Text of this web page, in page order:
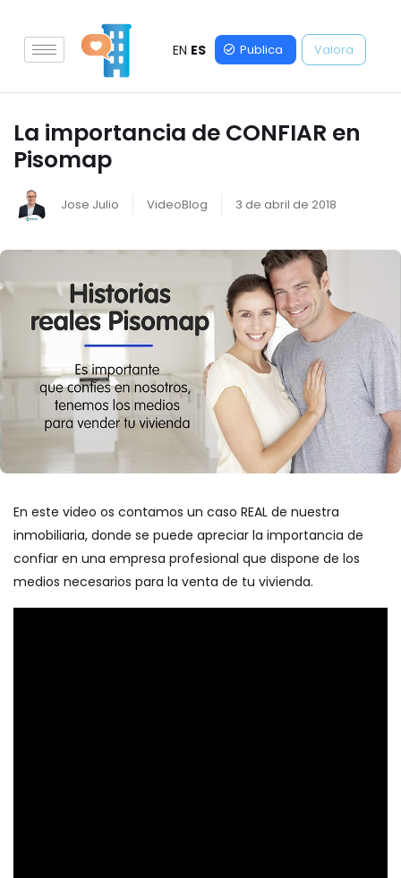
EN ES Publica Valora
La importancia de CONFIAR en
Pisomap
Jose Julio VideoBlog 3 de abril de 2018
En este video os contamos un caso REAL de nuestra
inmobiliaria, donde se puede apreciar la importancia de
confiar en una empresa profesional que dispone de los
medios necesarios para la venta de tu vivienda.